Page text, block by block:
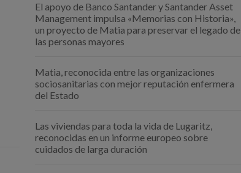
El apoyo de Banco Santander y Santander Asset
Management impulsa «Memorias con Historia»,
un proyecto de Matia para preservar el legado de
las personas mayores
Matia, reconocida entre las organizaciones
sociosanitarias con mejor reputación enfermera
del Estado
Las viviendas para toda la vida de Lugaritz,
reconocidas en un informe europeo sobre
cuidados de larga duración